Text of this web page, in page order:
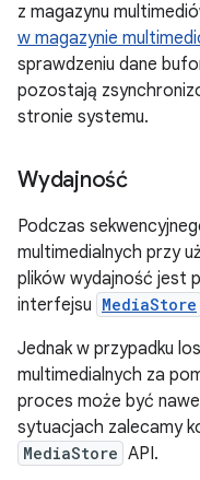
z magazynu
w magazynie
sprawdzeniu dane
pozostają
stronie systemu.
Wydajność
Podczas
multimedialnych przy
plików wydajność jest
interfejsu MediaStore
Jednak w przypadku
multimedialnych za
proces może być
sytuacjach zalecamy
MediaStore API.